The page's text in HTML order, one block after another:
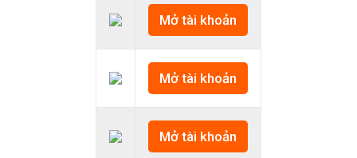
Mở tài khoản
Mở tài khoản
Mở tài khoản